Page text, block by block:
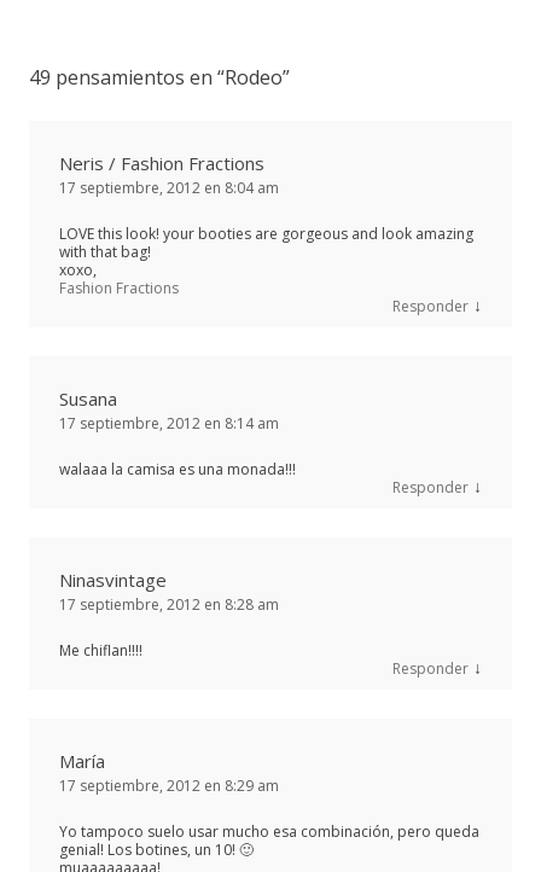
49 pensamientos en “Rodeo”
Neris / Fashion Fractions
17 septiembre, 2012 en 8:04 am
LOVE this look! your booties are gorgeous and look amazing
with that bag!
xoxo,
Fashion Fractions
Responder ↓
Susana
17 septiembre, 2012 en 8:14 am
walaaa la camisa es una monada!!!
Responder ↓
Ninasvintage
17 septiembre, 2012 en 8:28 am
Me chiflan!!!!
Responder ↓
María
17 septiembre, 2012 en 8:29 am
Yo tampoco suelo usar mucho esa combinación, pero queda
genial! Los botines, un 10! 🙂